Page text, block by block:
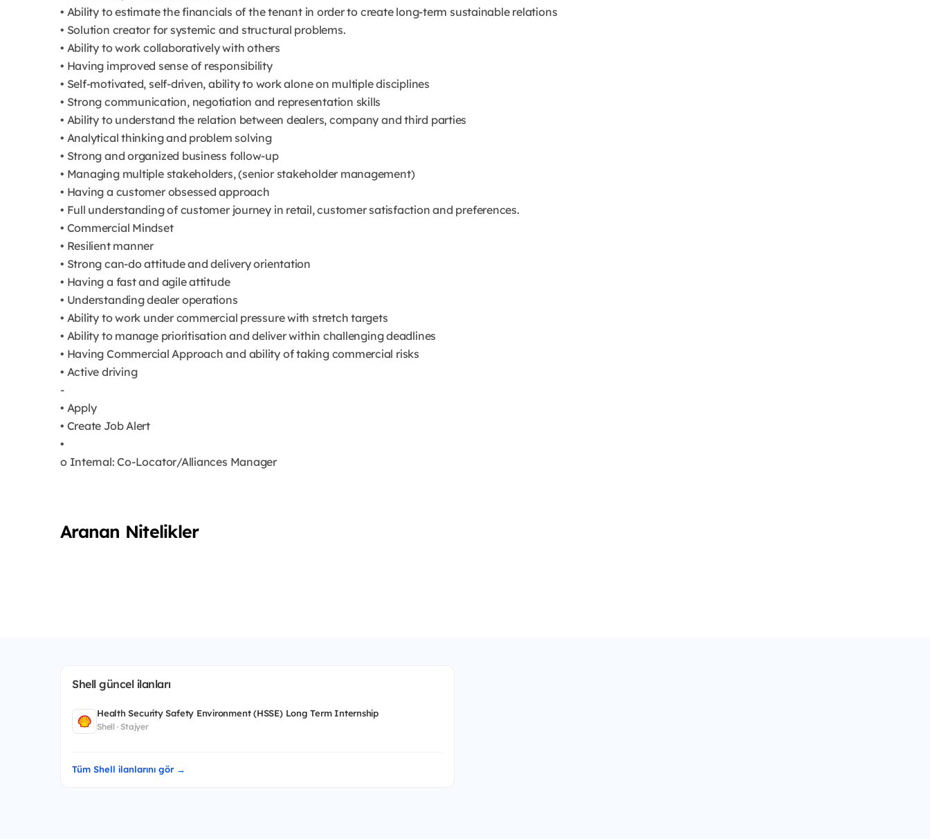
• Ability to estimate the financials of the tenant in order to create long-term sustainable relations
• Solution creator for systemic and structural problems.
• Ability to work collaboratively with others
• Having improved sense of responsibility
• Self-motivated, self-driven, ability to work alone on multiple disciplines
• Strong communication, negotiation and representation skills
• Ability to understand the relation between dealers, company and third parties
• Analytical thinking and problem solving
• Strong and organized business follow-up
• Managing multiple stakeholders, (senior stakeholder management)
• Having a customer obsessed approach
• Full understanding of customer journey in retail, customer satisfaction and preferences.
• Commercial Mindset
• Resilient manner
• Strong can-do attitude and delivery orientation
• Having a fast and agile attitude
• Understanding dealer operations
• Ability to work under commercial pressure with stretch targets
• Ability to manage prioritisation and deliver within challenging deadlines
• Having Commercial Approach and ability of taking commercial risks
• Active driving
-
• Apply
• Create Job Alert
•
o Internal: Co-Locator/Alliances Manager
Aranan Nitelikler
Shell güncel ilanları
Health Security Safety Environment (HSSE) Long Term Internship
Shell · Stajyer
Tüm Shell ilanlarını gör →